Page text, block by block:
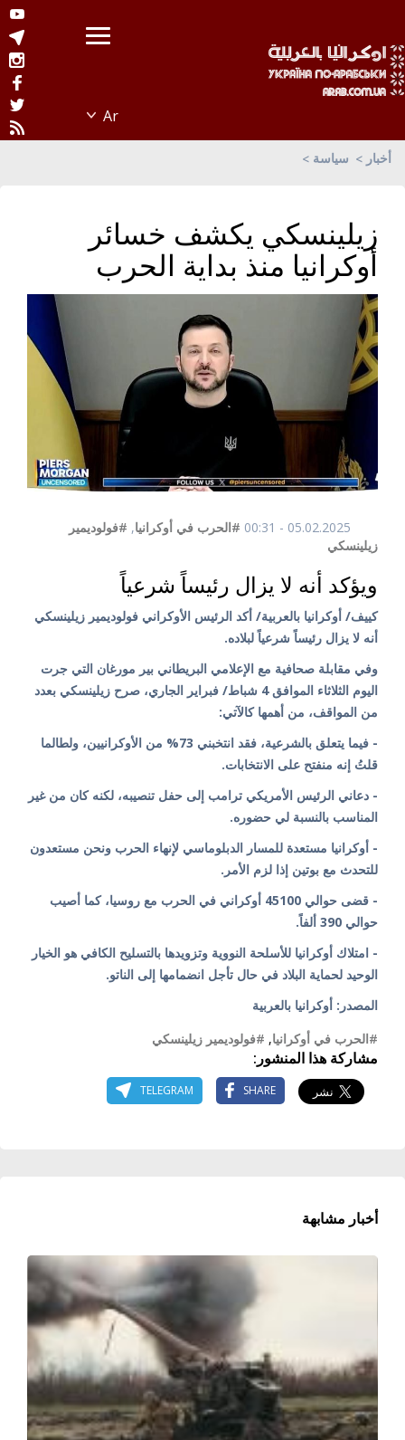
أخبار سياسة
زيلينسكي يكشف خسائر
أوكرانيا منذ بداية الحرب
05.02.2025 - 00:31 #الحرب في أوكرانيا, #فولوديمير
زيلينسكي
ويؤكد أنه لا يزال رئيساً شرعياً
كييف/ أوكرانيا بالعربية/ أكد الرئيس الأوكراني فولوديمير زيلينسكي
أنه لا يزال رئيساً شرعياً لبلاده.
وفي مقابلة صحافية مع الإعلامي البريطاني بير مورغان التي جرت
اليوم الثلاثاء الموافق 4 شباط/ فبراير الجاري، صرح زيلينسكي بعدد
من المواقف، من أهمها كالآتي:
- فيما يتعلق بالشرعية، فقد انتخبني 73% من الأوكرانيين، ولطالما
قلتُ إنه منفتح على الانتخابات.
- دعاني الرئيس الأمريكي ترامب إلى حفل تنصيبه، لكنه كان من غير
المناسب بالنسبة لي حضوره.
- أوكرانيا مستعدة للمسار الدبلوماسي لإنهاء الحرب ونحن مستعدون
للتحدث مع بوتين إذا لزم الأمر.
- قضى حوالي 45100 أوكراني في الحرب مع روسيا، كما أصيب
حوالي 390 ألفاً.
- امتلاك أوكرانيا للأسلحة النووية وتزويدها بالتسليح الكافي هو الخيار
الوحيد لحماية البلاد في حال تأجل انضمامها إلى الناتو.
المصدر: أوكرانيا بالعربية
#الحرب في أوكرانيا, #فولوديمير زيلينسكي
مشاركة هذا المنشور:
SHARE
TELEGRAM
أخبار مشابهة